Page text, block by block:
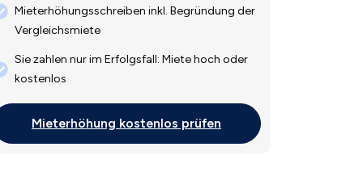
Mieterhöhungsschreiben inkl. Begründung der
Vergleichsmiete
Sie zahlen nur im Erfolgsfall: Miete hoch oder
kostenlos
Mieterhöhung kostenlos prüfen